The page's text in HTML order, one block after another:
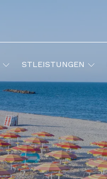
STLEISTUNGEN